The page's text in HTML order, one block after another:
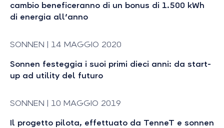
cambio beneficeranno di un bonus di 1.500 kWh
di energia all'anno
SONNEN | 14 MAGGIO 2020
Sonnen festeggia i suoi primi dieci anni: da start-
up ad utility del futuro
SONNEN | 10 MAGGIO 2019
Il progetto pilota, effettuato da TenneT e sonnen